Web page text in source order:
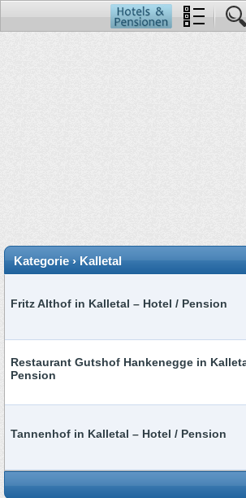
Kategorie › Kalletal
Fritz Althof in Kalletal – Hotel / Pension
Restaurant Gutshof Hankenegge in
Pension
Tannenhof in Kalletal – Hotel / Pension